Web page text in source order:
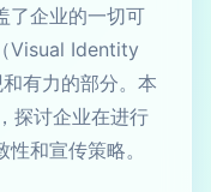
了企业的一切可
Visual Identity
有力的部分。本
探讨企业在进行
和宣传策略。